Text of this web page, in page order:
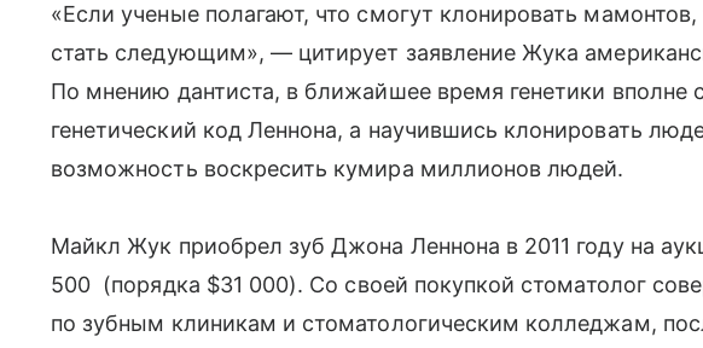
«Если ученые полагают, что смогут клонировать
стать следующим», — цитирует заявление Жука
По мнению дантиста, в ближайшее время генетики вполне
генетический код Леннона, а научившись клонировать
возможность воскресить кумира миллионов людей.
Майкл Жук приобрел зуб Джона Леннона в 2011 году на
500 (порядка $31 000). Со своей покупкой стоматолог
по зубным клиникам и стоматологическим колледжам,